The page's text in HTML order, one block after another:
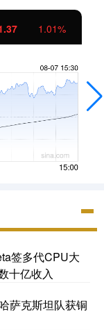
1.01%
签多代CPU大
十亿收入
萨克斯坦队获铜